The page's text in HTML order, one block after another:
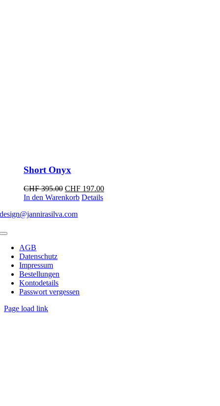
Short Onyx
CHF395.00 Ursprünglicher
Preis
CHF 395.00
CHF 197.00Aktueller
In den Warenkorb Details
design@jannirasilva.com
Toggle
Navigation
AGB
Datenschutz
Impressum
Bestellungen
Kontodetails
Passwort vergessen
Page load link